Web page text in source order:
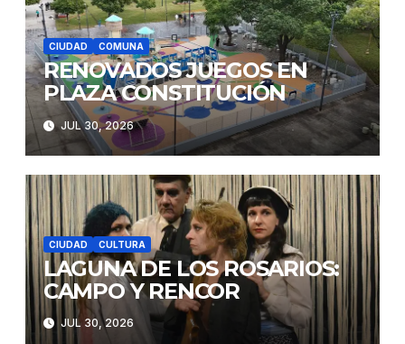
CIUDAD COMUNA
RENOVADOS JUEGOS EN
PLAZA CONSTITUCIÓN
JUL 30, 2026
CIUDAD CULTURA
LAGUNA DE LOS ROSARIOS:
CAMPO Y RENCOR
JUL 30, 2026